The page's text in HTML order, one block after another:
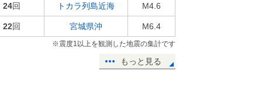
24回 トカラ列島近海 M4.6
22回 宮城県沖 M6.4
※震度1以上を観測した地震の集計です
もっと見る